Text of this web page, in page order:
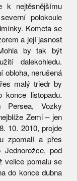
k nejtěsnějšímu
polokoule
Kometa se
a její jasnost
by tak být
dalekohledu.
obloha, nerušená
malý triedr by
listopadu.
Persea, Vozky
Zemi – jen
10. 2010, projde
zpomalí a přes
pod
velice pomalu se
do konce dubna